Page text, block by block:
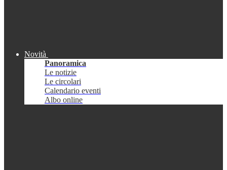
Novità
Panoramica
Le notizie
Le circolari
Calendario eventi
Albo online